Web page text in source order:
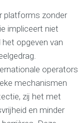
platforms zonder
impliceert niet
opgeven van
operators
mechanismen
zij het met
en minder